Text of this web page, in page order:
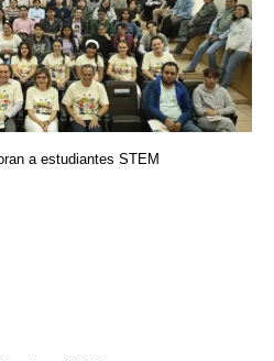
a estudiantes STEM